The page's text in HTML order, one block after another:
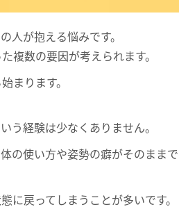
が抱える悩みです。
複数の要因が考えられます。
まります。
う経験は少なくありません。
の使い方や姿勢の癖がそのままで
戻ってしまうことが多いです。